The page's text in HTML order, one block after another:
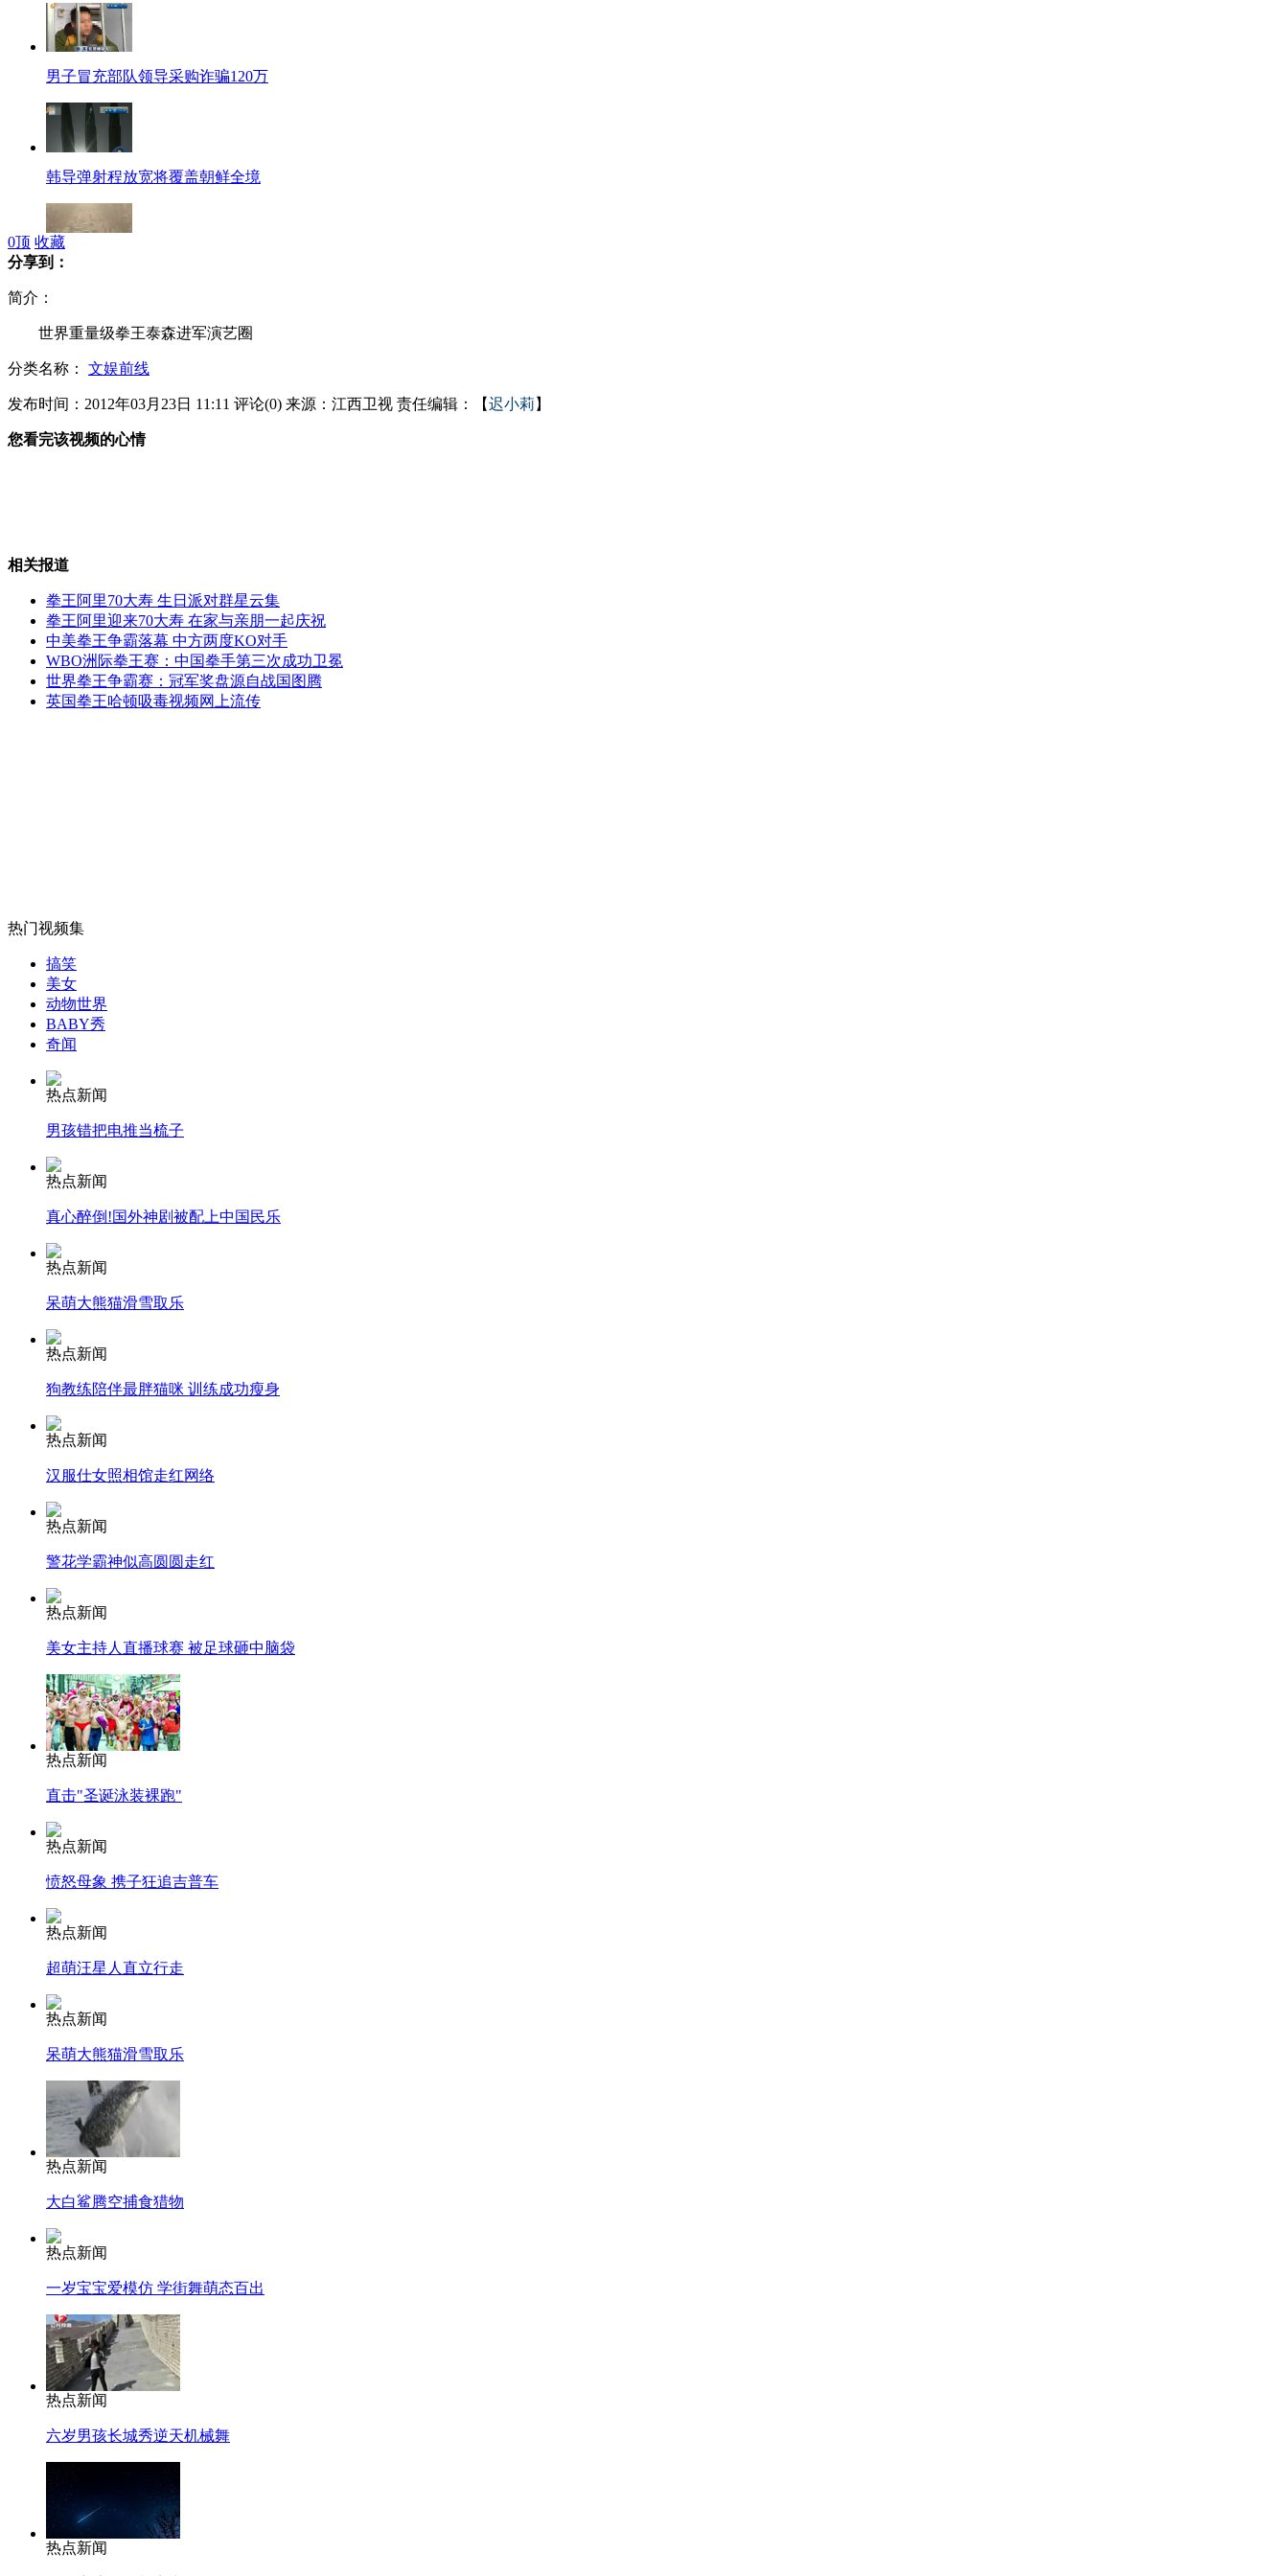
男子冒充部队领导采购诈骗120万
韩导弹射程放宽将覆盖朝鲜全境
冈萨雷斯首轮落败宣布退役
<泰坦尼克号>当年拍摄花絮曝光
美军阿帕奇直升机在阿坠落画面公布
无痛分娩是否安全 医生回应
外交部：反对强权政治霸凌主义
外交部：有关国家言论片面不公正
安徽一实载49人客车翻车
走！跟着总书记去植树
消防员救轻生者
纽约上演“枕头大战”
司机酒驾遇交警 急速倒车逃窜
0顶 收藏
分享到：
简介：
世界重量级拳王泰森进军演艺圈
分类名称： 文娱前线
发布时间：2012年03月23日 11:11 评论(0) 来源：江西卫视 责任编辑：【迟小莉 】
您看完该视频的心情
相关报道
拳王阿里70大寿 生日派对群星云集
拳王阿里迎来70大寿 在家与亲朋一起庆祝
中美拳王争霸落幕 中方两度KO对手
WBO洲际拳王赛：中国拳手第三次成功卫冕
世界拳王争霸赛：冠军奖盘源自战国图腾
英国拳王哈顿吸毒视频网上流传
热门视频集
搞笑
美女
动物世界
BABY秀
奇闻
热点新闻
男孩错把电推当梳子
热点新闻
真心醉倒!国外神剧被配上中国民乐
热点新闻
呆萌大熊猫滑雪取乐
热点新闻
狗教练陪伴最胖猫咪 训练成功瘦身
热点新闻
汉服仕女照相馆走红网络
热点新闻
警花学霸神似高圆圆走红
热点新闻
美女主持人直播球赛 被足球砸中脑袋
热点新闻
直击"圣诞泳装裸跑"
热点新闻
愤怒母象 携子狂追吉普车
热点新闻
超萌汪星人直立行走
热点新闻
呆萌大熊猫滑雪取乐
热点新闻
大白鲨腾空捕食猎物
热点新闻
一岁宝宝爱模仿 学街舞萌态百出
热点新闻
六岁男孩长城秀逆天机械舞
热点新闻